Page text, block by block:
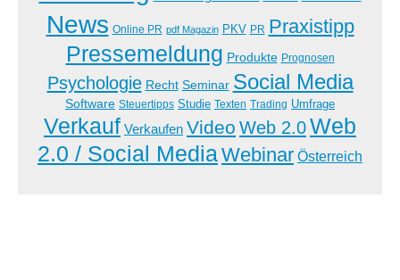
News Online PR pdf Magazin PKV PR Praxistipp
Pressemeldung Produkte Prognosen
Psychologie Recht Seminar Social Media
Software Steuertipps Studie Texten Trading Umfrage
Verkauf Verkaufen Video Web 2.0Web
2.0 / Social MediaWebinar Österreich